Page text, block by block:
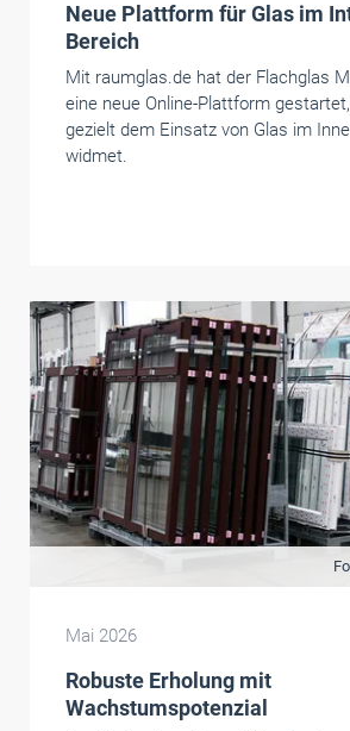
Neue Plattform für Glas im
Bereich
Mit raumglas.de hat der Flachglas
eine neue Online-Plattform
gezielt dem Einsatz von Glas im
widmet.
Mai 2026
Robuste Erholung mit
Wachstumspotenzial